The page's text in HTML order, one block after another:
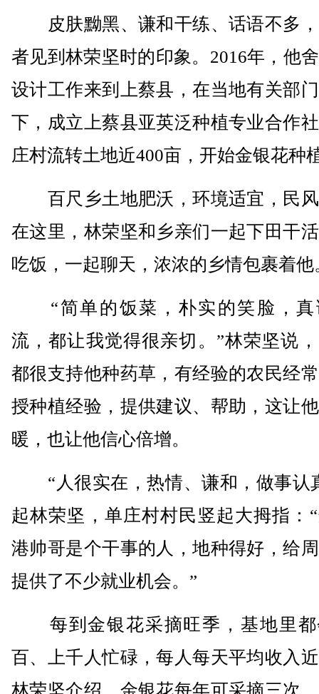
皮肤黝黑、谦和干练、话语不多
者见到林荣坚时的印象。2016年，他
设计工作来到上蔡县，在当地有关部
下，成立上蔡县亚英泛种植专业合作
庄村流转土地近400亩，开始金银花种
百尺乡土地肥沃，环境适宜，民
在这里，林荣坚和乡亲们一起下田干
吃饭，一起聊天，浓浓的乡情包裹着他
“简单的饭菜，朴实的笑脸，真
流，都让我觉得很亲切。”林荣坚说
都很支持他种药草，有经验的农民经
授种植经验，提供建议、帮助，这让
暖，也让他信心倍增。
“人很实在，热情、谦和，做事认
起林荣坚，单庄村村民竖起大拇指：
港帅哥是个干事的人，地种得好，给
提供了不少就业机会。”
每到金银花采摘旺季，基地里都
百、上千人忙碌，每人每天平均收入
林荣坚介绍，金银花每年可采摘三次